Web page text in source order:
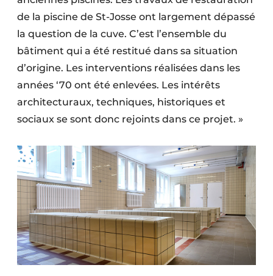
de la piscine de St-Josse ont largement dépassé
la question de la cuve. C’est l’ensemble du
bâtiment qui a été restitué dans sa situation
d’origine. Les interventions réalisées dans les
années ‘70 ont été enlevées. Les intérêts
architecturaux, techniques, historiques et
sociaux se sont donc rejoints dans ce projet. »